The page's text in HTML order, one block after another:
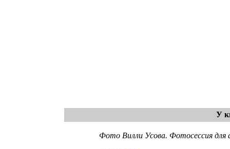
У
Фото Вилли Усова. Фотосессия для